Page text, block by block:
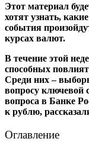
Этот материал
хотят узнать,
события
курсах валют.
В течение этой
способных
Среди них –
вопросу ключевой
вопроса в Банке
к рублю,
Оглавление